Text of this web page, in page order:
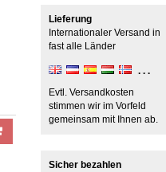
Lieferung
Internationaler Versand in
fast alle Länder
Evtl. Versandkosten
stimmen wir im Vorfeld
gemeinsam mit Ihnen ab.
Sicher bezahlen